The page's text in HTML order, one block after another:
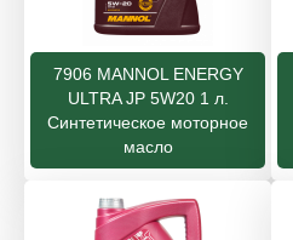
7906 MANNOL ENERGY
ULTRA JP 5W20 1 л.
Синтетическое моторное
масло